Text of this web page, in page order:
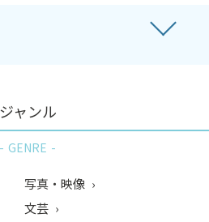
ジャンル
GENRE
写真・映像
文芸